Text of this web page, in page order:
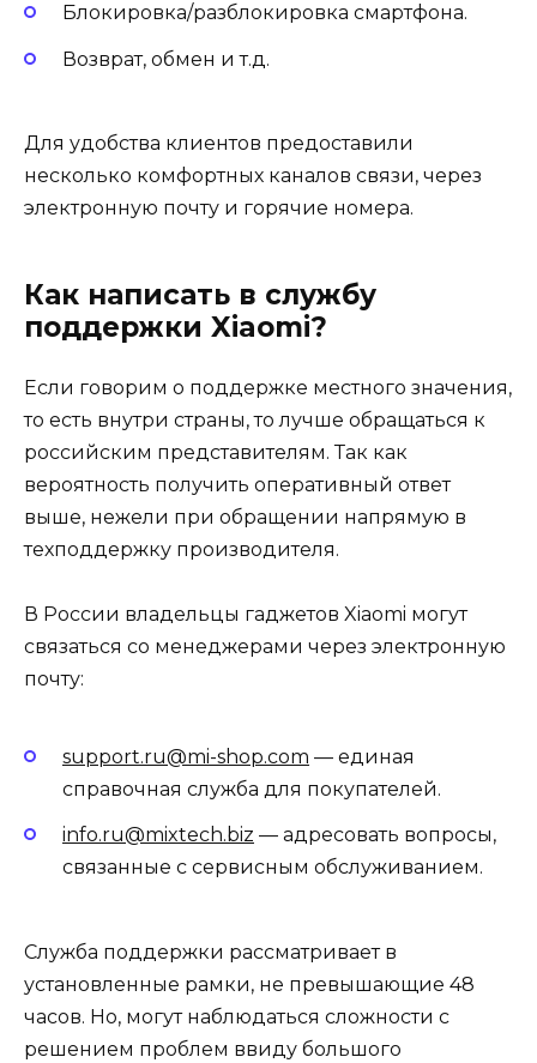
Блокировка/разблокировка смартфона.
Возврат, обмен и т.д.
Для удобства клиентов предоставили
несколько комфортных каналов связи, через
электронную почту и горячие номера.
Как написать в службу
поддержки Xiaomi?
Если говорим о поддержке местного значения,
то есть внутри страны, то лучше обращаться к
российским представителям. Так как
вероятность получить оперативный ответ
выше, нежели при обращении напрямую в
техподдержку производителя.
В России владельцы гаджетов Xiaomi могут
связаться со менеджерами через электронную
почту:
support.ru@mi-shop.com — единая
справочная служба для покупателей.
info.ru@mixtech.biz — адресовать вопросы,
связанные с сервисным обслуживанием.
Служба поддержки рассматривает в
установленные рамки, не превышающие 48
часов. Но, могут наблюдаться сложности с
решением проблем ввиду большого